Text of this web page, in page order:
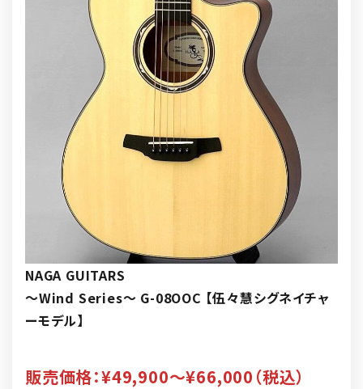
NAGA GUITARS
～Wind Series～ G-08OOC 【伍々慧シグネイチャ
ーモデル】
販売価格：¥49,900～¥66,000（税込）